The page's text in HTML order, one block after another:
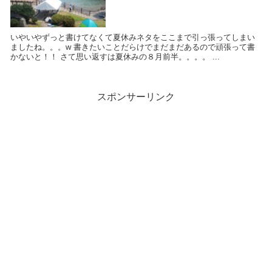
いやいやずっと書けてなくて夏休みネタをここまで引っ張ってしまい
ましたね。。。w 書きたいことだらけでまだまだあるので頑張って書
かないと！！ さて思い返すは夏休みの８月前半。。。。 ...
スポンサーリンク